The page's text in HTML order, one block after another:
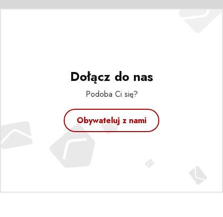
Dołącz do nas
Podoba Ci się?
Obywateluj z nami